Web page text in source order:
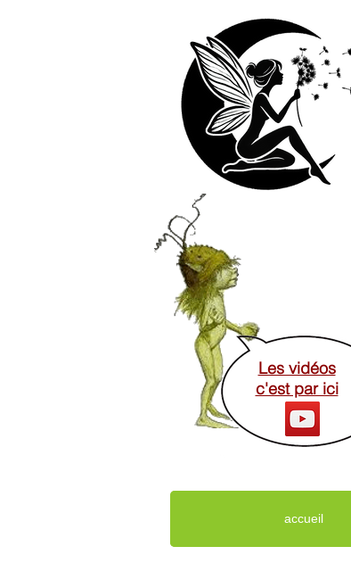
Les vidéos
c'est par ici
accueil